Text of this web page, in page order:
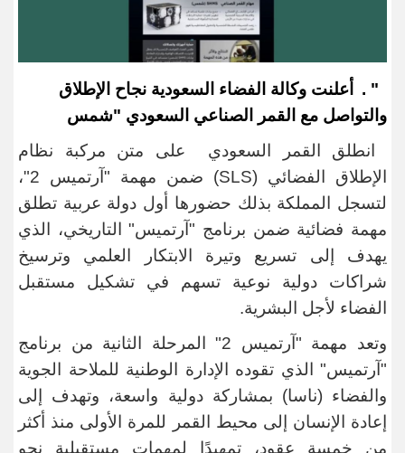
" .
أعلنت وكالة الفضاء السعودية نجاح الإطلاق
والتواصل مع القمر الصناعي السعودي "شمس
انطلق القمر السعودي على متن مركبة نظام
الإطلاق الفضائي (SLS)
ضمن مهمة "آرتميس 2"،
لتسجل المملكة بذلك حضورها أول دولة عربية تطلق
مهمة فضائية ضمن برنامج "آرتميس" التاريخي، الذي
يهدف إلى تسريع وتيرة الابتكار العلمي وترسيخ
شراكات دولية نوعية تسهم في تشكيل مستقبل
الفضاء لأجل البشرية.
وتعد مهمة "آرتميس 2" المرحلة الثانية من برنامج
"آرتميس" الذي تقوده الإدارة الوطنية للملاحة الجوية
والفضاء (ناسا) بمشاركة دولية واسعة، وتهدف إلى
إعادة الإنسان إلى محيط القمر للمرة الأولى منذ أكثر
من خمسة عقود، تمهيدًا لمهمات مستقبلية نحو